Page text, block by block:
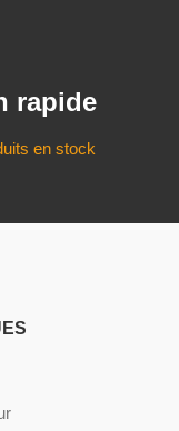
rapide
en stock